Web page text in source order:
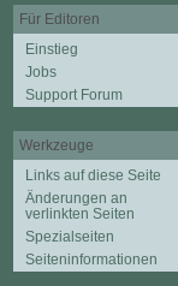
Für Editoren
Einstieg
Jobs
Support Forum
Werkzeuge
Links auf diese Seite
Änderungen an
verlinkten Seiten
Spezialseiten
Seiten­informationen